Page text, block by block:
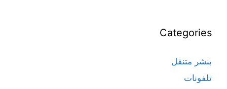
Categories
بنشر متنقل
تلفونات